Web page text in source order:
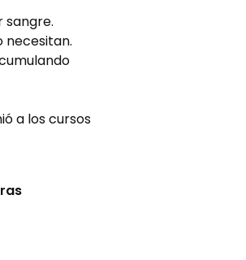
sangre.
necesitan.
a los cursos